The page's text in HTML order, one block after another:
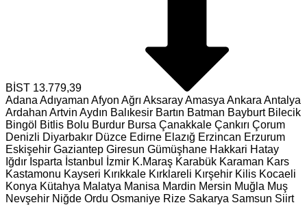
BİST 13.779,39
Adana Adıyaman Afyon Ağrı AksarayAmasya Ankara Antalya
Ardahan Artvin Aydın Balıkesir Bartın Batman Bayburt Bilecik
Bingöl Bitlis Bolu Burdur Bursa Çanakkale Çankırı Çorum
Denizli Diyarbakır Düzce Edirne Elazığ Erzincan Erzurum
Eskişehir Gaziantep Giresun Gümüşhane Hakkari Hatay
Iğdır Isparta İstanbul İzmir K.Maraş Karabük Karaman Kars
Kastamonu Kayseri Kırıkkale Kırklareli Kırşehir Kilis Kocaeli
Konya Kütahya Malatya Manisa Mardin Mersin Muğla Muş
Nevşehir Niğde Ordu Osmaniye Rize Sakarya Samsun Siirt